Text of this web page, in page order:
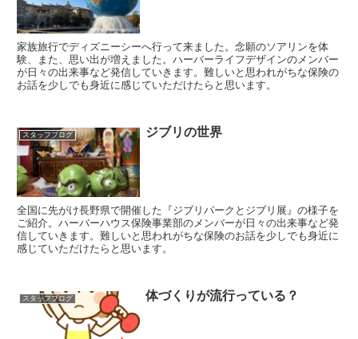
家族旅行でディズニーシーへ行って来ました。念願のソアリンを体
験、また、思い出が増えました。ハーバーライフデザインのメンバー
が日々の出来事など発信していきます。難しいと思われがちな保険の
お話を少しでも身近に感じていただけたらと思います。
スタッフブログ ジブリの世界
全国に先がけ長野県で開催した『ジブリパークとジブリ展』の様子を
ご紹介。ハーバーハウス保険事業部のメンバーが日々の出来事など発
信していきます。難しいと思われがちな保険のお話を少しでも身近に
感じていただけたらと思います。
スタッフブログ 体づくりが流行っている？